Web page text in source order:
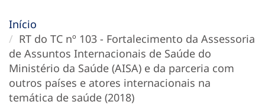
Início
RT do TC nº 103 - Fortalecimento da Assessoria
de Assuntos Internacionais de Saúde do
Ministério da Saúde (AISA) e da parceria com
outros países e atores internacionais na
temática de saúde (2018)